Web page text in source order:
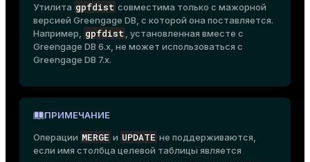
Утилита gpfdist совместима только с мажорной
версией Greengage DB, с которой она поставляется.
Например, gpfdist, установленная вместе с
Greengage DB 6.x, не может использоваться с
Greengage DB 7.x.
ПРИМЕЧАНИЕ
Операции MERGE и UPDATE не поддерживаются,
если имя столбца целевой таблицы является